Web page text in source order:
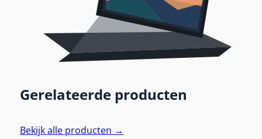
Gerelateerde producten
Bekijk alle producten →